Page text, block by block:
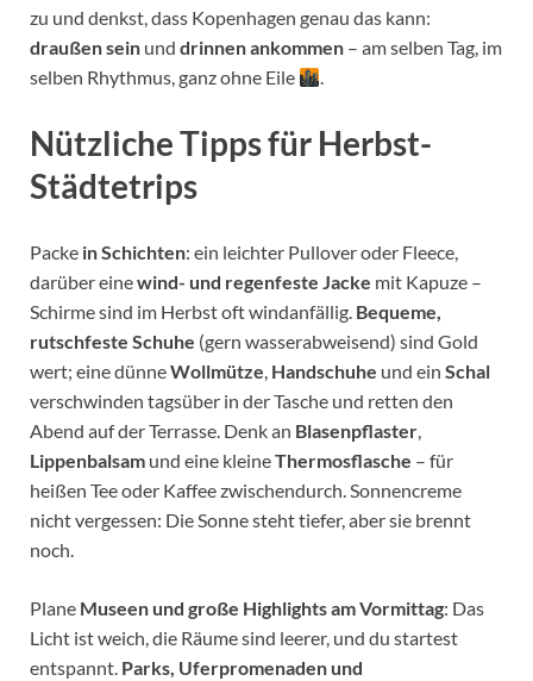
zu und denkst, dass Kopenhagen genau das kann:
draußen sein und drinnen ankommen – am selben Tag, im
selben Rhythmus, ganz ohne Eile
.
Nützliche Tipps für Herbst-
Städtetrips
Packe in Schichten: ein leichter Pullover oder Fleece,
darüber einewind- und regenfeste Jacke mit Kapuze –
Schirme sind im Herbst oft windanfällig. Bequeme,
rutschfeste Schuhe (gern wasserabweisend) sind Gold
wert; eine dünneWollmütze, Handschuhe und ein Schal
verschwinden tagsüber in der Tasche und retten den
Abend auf der Terrasse. Denk an Blasenpflaster,
Lippenbalsam und eine kleineThermosflasche – für
heißen Tee oder Kaffee zwischendurch. Sonnencreme
nicht vergessen: Die Sonne steht tiefer, aber sie brennt
noch.
Plane Museen und große Highlights am Vormittag: Das
Licht ist weich, die Räume sind leerer, und du startest
entspannt. Parks, Uferpromenaden und